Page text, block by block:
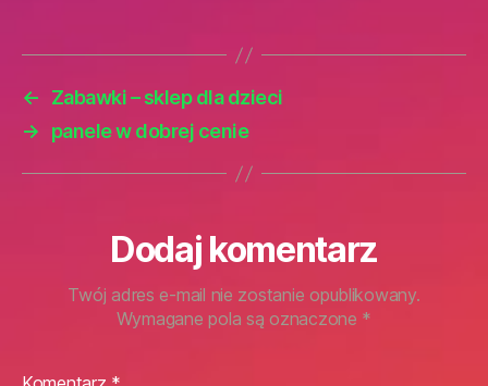
←
Zabawki – sklep dla dzieci
→
panele w dobrej cenie
Dodaj komentarz
Twój adres e-mail nie zostanie opublikowany.
Wymagane pola są oznaczone *